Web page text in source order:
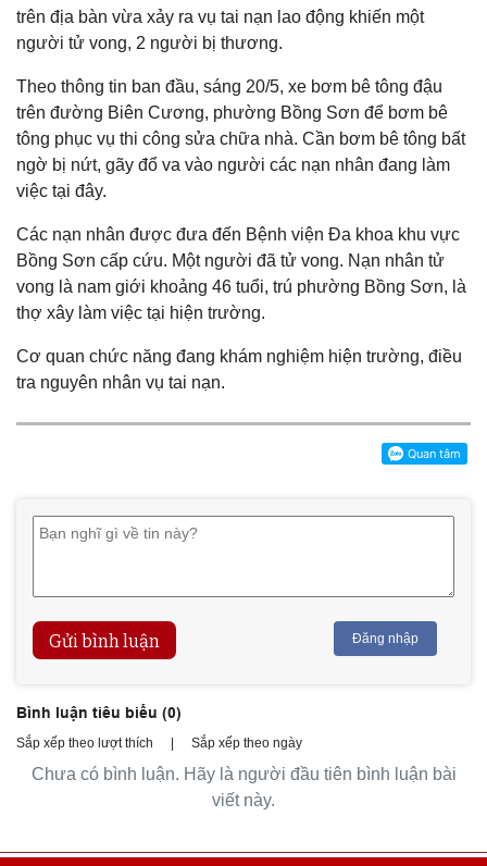
trên địa bàn vừa xảy ra vụ tai nạn lao động khiến một
người tử vong, 2 người bị thương.
Theo thông tin ban đầu, sáng 20/5, xe bơm bê tông đậu
trên đường Biên Cương, phường Bồng Sơn để bơm bê
tông phục vụ thi công sửa chữa nhà. Cần bơm bê tông bất
ngờ bị nứt, gãy đổ va vào người các nạn nhân đang làm
việc tại đây.
Các nạn nhân được đưa đến Bệnh viện Đa khoa khu vực
Bồng Sơn cấp cứu. Một người đã tử vong. Nạn nhân tử
vong là nam giới khoảng 46 tuổi, trú phường Bồng Sơn, là
thợ xây làm việc tại hiện trường.
Cơ quan chức năng đang khám nghiệm hiện trường, điều
tra nguyên nhân vụ tai nạn.
Gửi bình luận Đăng nhập
Bình luận tiêu biểu (0)
Sắp xếp theo lượt thích | Sắp xếp theo ngày
Chưa có bình luận. Hãy là người đầu tiên bình luận bài
viết này.